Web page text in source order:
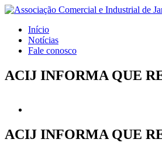
Ir
conteúdo
Início
Notícias
Fale conosco
ACIJ INFORMA QUE
Image
ACIJ INFORMA QUE